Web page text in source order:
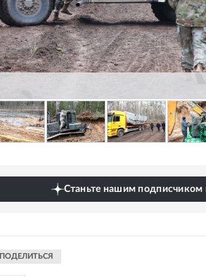
Станьте нашим подписчиком
ПОДЕЛИТЬСЯ